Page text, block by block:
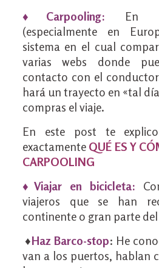
♦Carpooling: En
(especialmente en
sistema en el cual
varias webs donde
contacto con el
hará un trayecto en «tal
compras el viaje.
En este post te
exactamente QUÉ ES Y
CARPOOLING
♦Viajar en bicicleta:
viajeros que se han
continente o gran parte
♦Haz Barco-stop: He
van a los puertos, hablan